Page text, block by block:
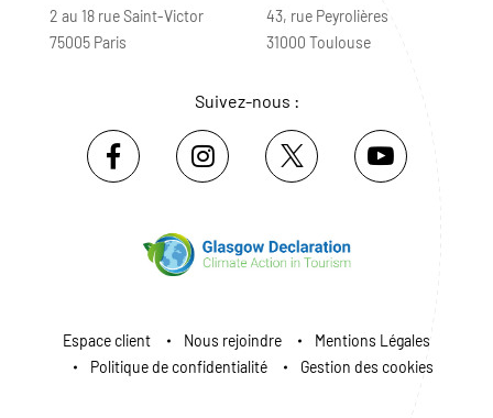
2 au 18 rue Saint-Victor
75005 Paris
43, rue Peyrolières
31000 Toulouse
Suivez-nous :
Espace client Nous rejoindre
Mentions Légales
Politique de confidentialité
Gestion des cookies